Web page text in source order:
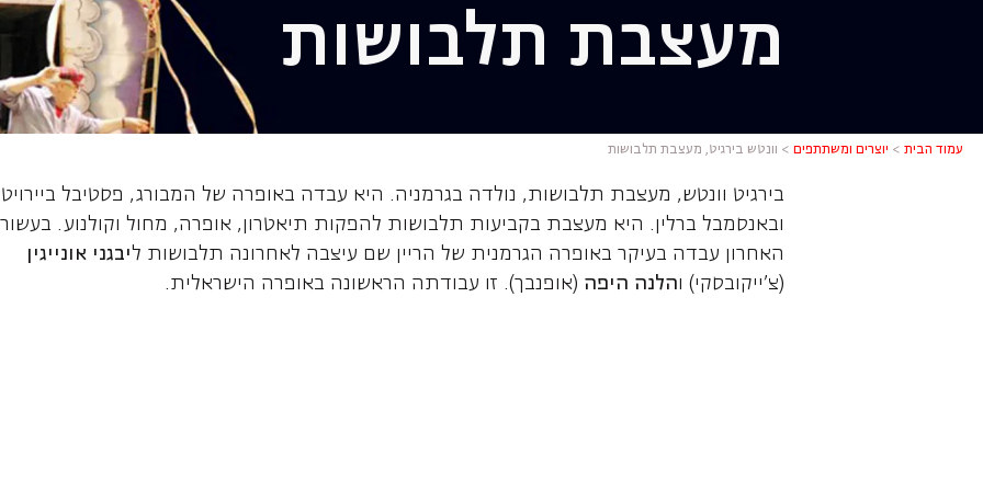
וונטש בירגיט, מעצבת
מעצבת תלבושות
עמוד הבית > יוצרים ומשתתפים > וונטש בירגיט, מעצבת תלבושות
בירגיט וונטש, מעצבת תלבושות, נולדה בגרמניה. היא עבדה באופרה של המבורג, פסטיבל ביירויט
ובאנסמבל ברלין. היא מעצבת בקביעות תלבושות להפקות תיאטרון, אופרה, מחול וקולנוע. בעשור
האחרון עבדה בעיקר באופרה הגרמנית של הריין שם עיצבה לאחרונה תלבושות ליבגני אונייגין
(צ'ייקובסקי) והלנה היפה (אופנבך). זו עבודתה הראשונה באופרה הישראלית.